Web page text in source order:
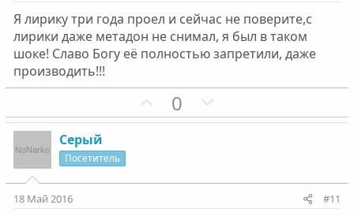
н
ы
й
г
л
н
ы
й
г
л
Я лирику три года проел и сейчас не поверите,с
лирики даже метадон не снимал, я был в таком
шоке! Славо Богу её полностью запретили, даже
производить!!!
П
о
т
0
е
т
Серый
Посетитель
18 Май 2016 #11